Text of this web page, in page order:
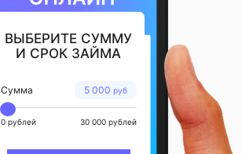
ВЫБЕРИТЕ СУММУ
И СРОК ЗАЙМА
5 000 руб
Сумма
0 рублей 30 000 рублей